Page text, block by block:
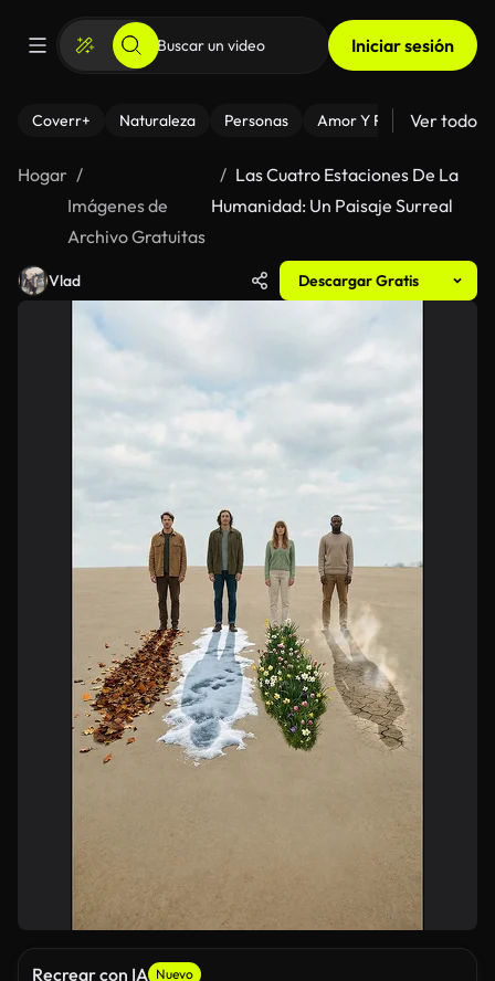
Iniciar sesión
Coverr+ Naturaleza Personas Amor Y Relaciones
Ver todo
Hogar
Imágenes de
Archivo Gratuitas
Las Cuatro Estaciones De La
Humanidad: Un Paisaje Surreal
Vlad Descargar Gratis
Recrear con IA Nuevo